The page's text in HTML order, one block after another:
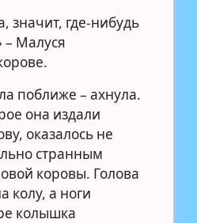
значит, где-нибудь
– Малуся
поближе – ахнула.
она издали
оказалось не
странным
коровы. Голова
колу, а ноги
колышка